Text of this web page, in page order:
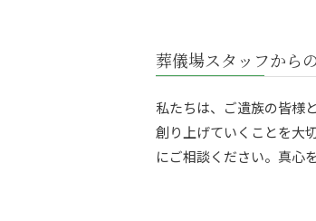
葬儀場スタッフから
私たちは、ご遺族の皆様
創り上げていくことを大
にご相談ください。真心